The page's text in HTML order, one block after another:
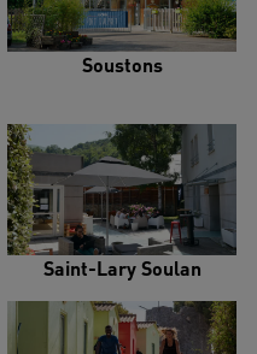
Soustons
Saint-Lary Soulan